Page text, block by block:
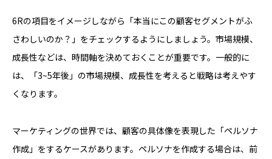
6Rの項目をイメージしながら「本当にこの顧客セグメントがふ
さわしいのか？」をチェックするようにしましょう。市場規模、
成長性などは、時間軸を決めておくことが重要です。一般的に
は、「3~5年後」の市場規模、成長性を考えると戦略は考えやす
くなります。
マーケティングの世界では、顧客の具体像を表現した「ペルソナ
作成」をするケースがあります。ペルソナを作成する場合は、前